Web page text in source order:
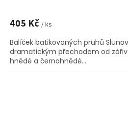
405 Kč / ks
Balíček batikovaných pruhů
dramatickým přechodem od
hnědé a černohnědé...